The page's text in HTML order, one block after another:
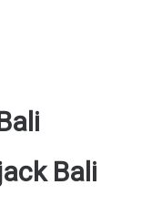
Bali